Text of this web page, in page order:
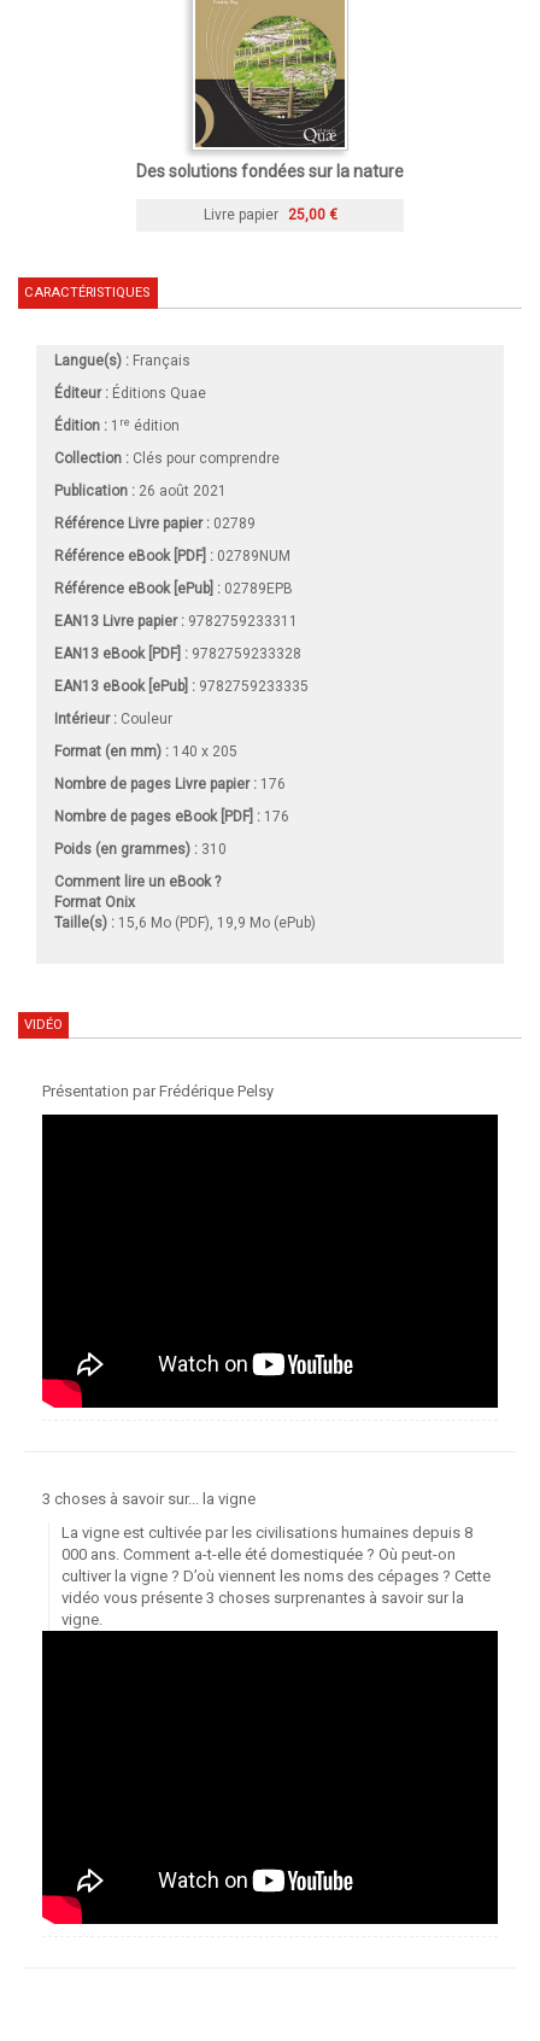
Des solutions fondées sur la nature
Livre papier 25,00 €
CARACTÉRISTIQUES
Langue(s) : Français
Éditeur : Éditions Quae
Édition : 1 re édition
Collection : Clés pour comprendre
Publication : 26 août 2021
Référence Livre papier : 02789
Référence eBook [PDF] : 02789NUM
Référence eBook [ePub] : 02789EPB
EAN13 Livre papier : 9782759233311
EAN13 eBook [PDF] : 9782759233328
EAN13 eBook [ePub] : 9782759233335
Intérieur : Couleur
Format (en mm) : 140 x 205
Nombre de pages Livre papier: 176
Nombre de pages eBook [PDF] : 176
Poids (en grammes) : 310
Comment lire un eBook ?
Format Onix
Taille(s) : 15,6 Mo (PDF), 19,9 Mo (ePub)
VIDÉO
Présentation par Frédérique Pelsy
3 choses à savoir sur... la vigne
La vigne est cultivée par les civilisations humaines depuis 8
000 ans. Comment a-t-elle été domestiquée ? Où peut-on
cultiver la vigne ? D’où viennent les noms des cépages ? Cette
vidéo vous présente 3 choses surprenantes à savoir sur la
vigne.